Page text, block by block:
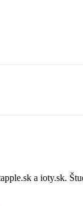
a ioty.sk.